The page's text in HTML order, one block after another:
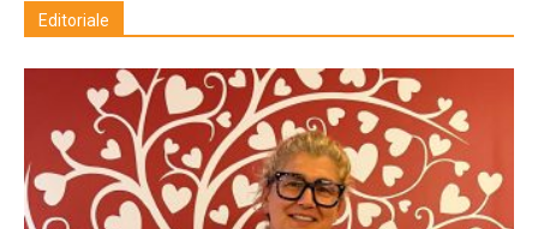
Editoriale